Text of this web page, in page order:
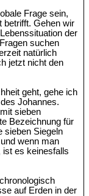
Frage sein,
betrifft. Gehen wir
der
suchen
natürlich
jetzt nicht den
geht, gehe ich
Johannes.
sieben
Bezeichnung für
sieben Siegeln
wenn man
es keinesfalls
auf Erden in der